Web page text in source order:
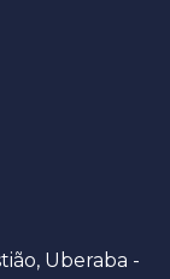
Uberaba -